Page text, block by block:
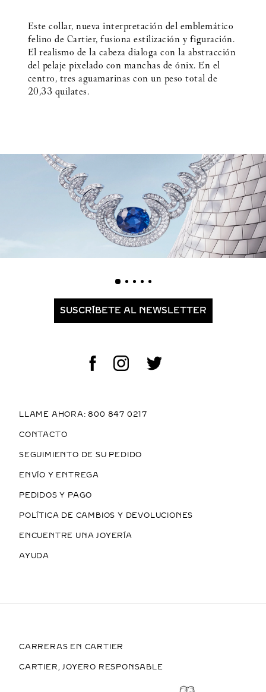
Este collar, nueva interpretación del emblemático
felino de Cartier, fusiona estilización y figuración.
El realismo de la cabeza dialoga con la abstracción
del pelaje pixelado con manchas de ónix. En el
centro, tres aguamarinas con un peso total de
20,33 quilates.
SUSCRÍBETE AL NEWSLETTER
LLAME AHORA: 800 847 0217
CONTACTO
SEGUIMIENTO DE SU PEDIDO
ENVÍO Y ENTREGA
PEDIDOS Y PAGO
POLÍTICA DE CAMBIOS Y DEVOLUCIONES
ENCUENTRE UNA JOYERÍA
AYUDA
CARRERAS EN CARTIER
CARTIER, JOYERO RESPONSABLE